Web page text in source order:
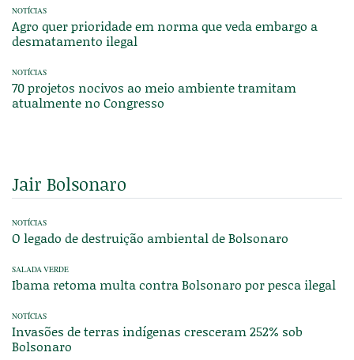
NOTÍCIAS
Agro quer prioridade em norma que veda embargo a
desmatamento ilegal
NOTÍCIAS
70 projetos nocivos ao meio ambiente tramitam
atualmente no Congresso
Jair Bolsonaro
NOTÍCIAS
O legado de destruição ambiental de Bolsonaro
SALADA VERDE
Ibama retoma multa contra Bolsonaro por pesca ilegal
NOTÍCIAS
Invasões de terras indígenas cresceram 252% sob
Bolsonaro